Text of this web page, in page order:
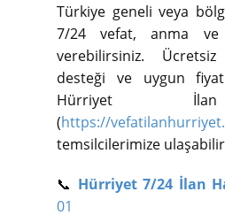
Türkiye geneli veya
7/24 vefat, anma ve
verebilirsiniz.
desteği ve uygun
Hürriyet
(https://
temsilcilerimize
📞 Hürriyet 7/24 İlan
01